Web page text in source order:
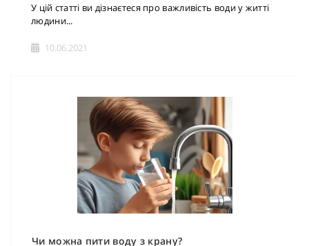
У цій статті ви дізнаєтеся про важливість води у житті
людини...
10.06.2021
Чи можна пити воду з крану?